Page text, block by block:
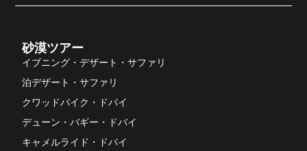
砂漠ツアー
イブニング・デザート・サファリ
泊デザート・サファリ
クワッドバイク・ドバイ
デューン・バギー・ドバイ
キャメルライド・ドバイ